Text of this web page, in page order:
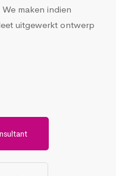
maken indien
uitgewerkt ontwerp